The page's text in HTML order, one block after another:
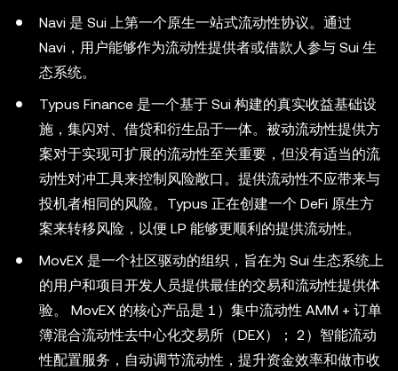
Navi 是 Sui 上第一个原生一站式流动性协议。通过
Navi，用户能够作为流动性提供者或借款人参与 Sui 生
态系统。
Typus Finance 是一个基于 Sui 构建的真实收益基础设
施，集闪对、借贷和衍生品于一体。被动流动性提供方
案对于实现可扩展的流动性至关重要，但没有适当的流
动性对冲工具来控制风险敞口。提供流动性不应带来与
投机者相同的风险。Typus 正在创建一个 DeFi 原生方
案来转移风险，以便 LP 能够更顺利的提供流动性。
MovEX 是一个社区驱动的组织，旨在为 Sui 生态系统上
的用户和项目开发人员提供最佳的交易和流动性提供体
验。 MovEX 的核心产品是 1）集中流动性 AMM + 订单
簿混合流动性去中心化交易所（DEX）； 2）智能流动
性配置服务，自动调节流动性，提升资金效率和做市收